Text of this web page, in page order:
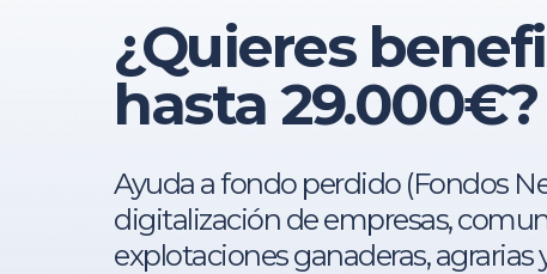
¿Quieres
hasta 29.000€?
Ayuda a fondo perdido (Fondos
digitalización de empresas, c
explotaciones ganaderas, agrarias